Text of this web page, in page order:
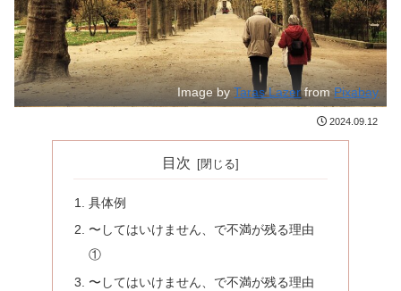
Image byTaras LazerfromPixabay
2024.09.12
目次
具体例
〜してはいけません、で不満が残る理由
①
〜してはいけません、で不満が残る理由